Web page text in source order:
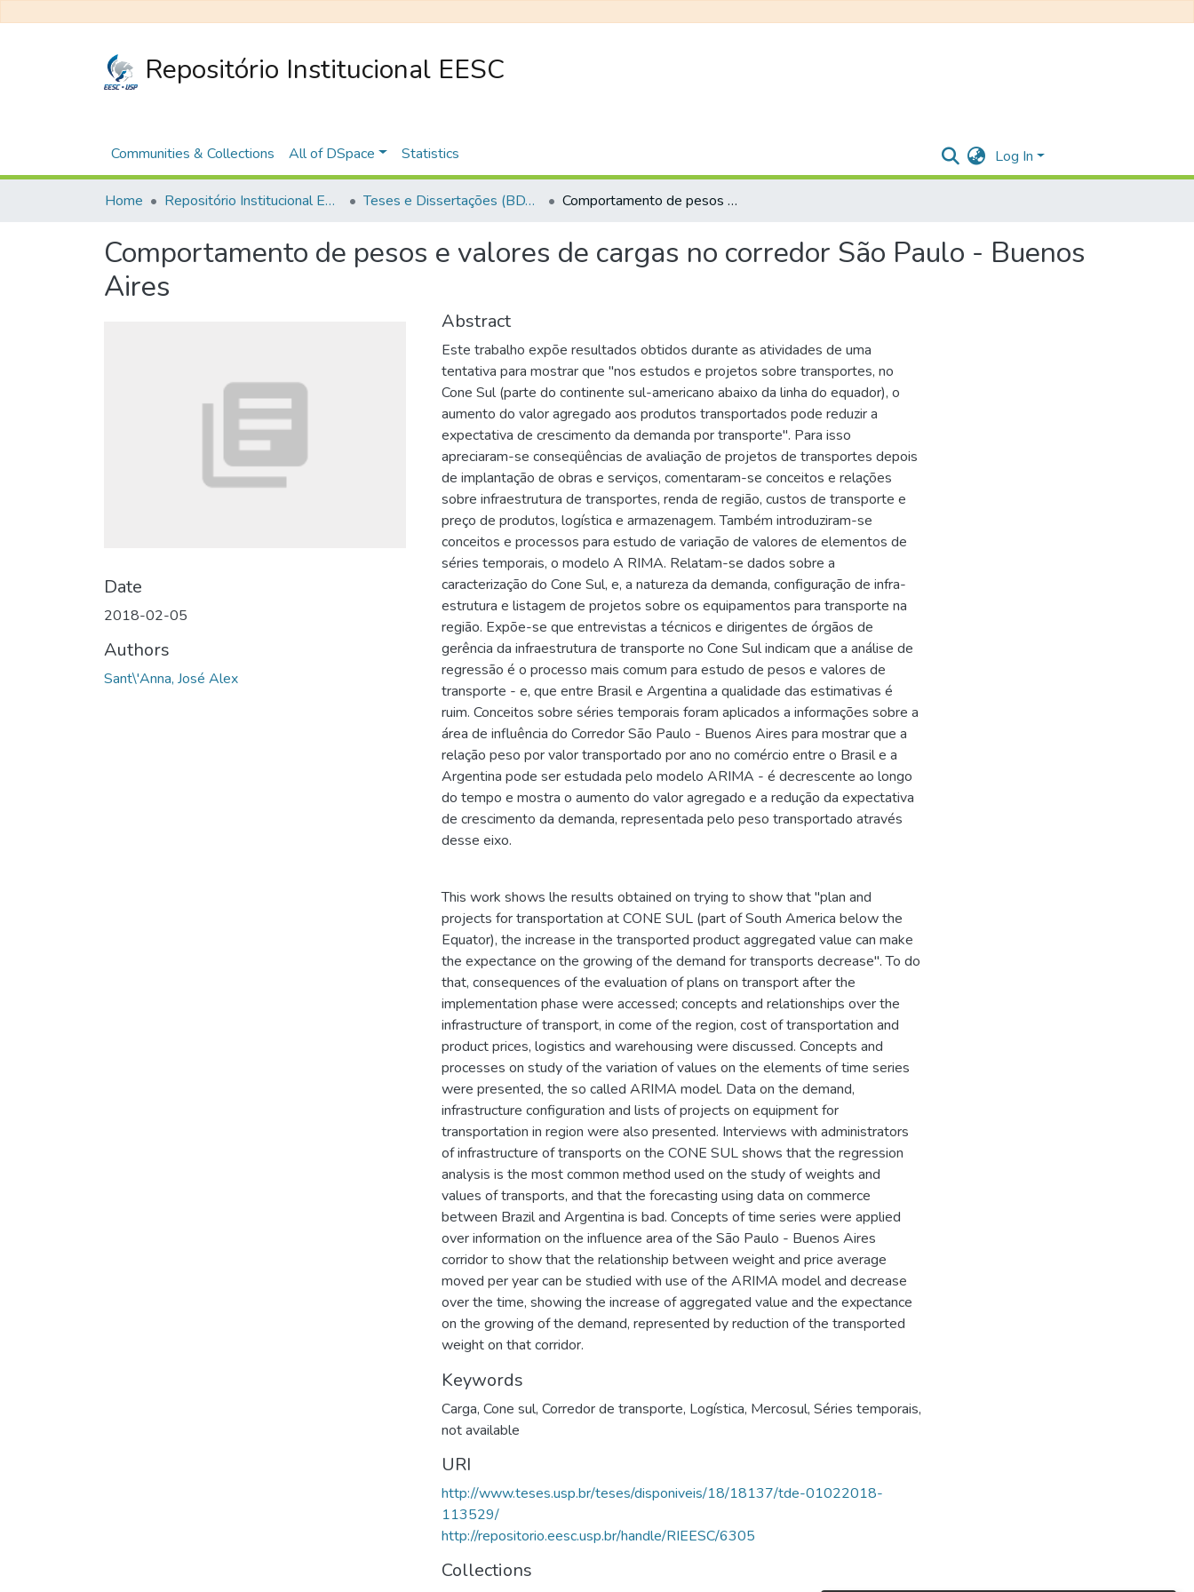
Repositório Institucional EESC
Communities & Collections All of DSpace Statistics Log In
Home Repositório Institucional EESC Teses e Dissertações (BDTD USP) Comportamento de pesos e valores de cargas no corredor São Paulo - Buenos Aires
Comportamento de pesos e valores de cargas no corredor São Paulo - Buenos
Aires
Date
2018-02-05
Authors
Sant\'Anna, José Alex
Abstract
Este trabalho expõe resultados obtidos durante as atividades de uma
tentativa para mostrar que "nos estudos e projetos sobre transportes, no
Cone Sul (parte do continente sul-americano abaixo da linha do equador), o
aumento do valor agregado aos produtos transportados pode reduzir a
expectativa de crescimento da demanda por transporte". Para isso
apreciaram-se conseqüências de avaliação de projetos de transportes depois
de implantação de obras e serviços, comentaram-se conceitos e relações
sobre infraestrutura de transportes, renda de região, custos de transporte e
preço de produtos, logística e armazenagem. Também introduziram-se
conceitos e processos para estudo de variação de valores de elementos de
séries temporais, o modelo A RIMA. Relatam-se dados sobre a
caracterização do Cone Sul, e, a natureza da demanda, configuração de infra-
estrutura e listagem de projetos sobre os equipamentos para transporte na
região. Expõe-se que entrevistas a técnicos e dirigentes de órgãos de
gerência da infraestrutura de transporte no Cone Sul indicam que a análise de
regressão é o processo mais comum para estudo de pesos e valores de
transporte - e, que entre Brasil e Argentina a qualidade das estimativas é
ruim. Conceitos sobre séries temporais foram aplicados a informações sobre a
área de influência do Corredor São Paulo - Buenos Aires para mostrar que a
relação peso por valor transportado por ano no comércio entre o Brasil e a
Argentina pode ser estudada pelo modelo ARIMA - é decrescente ao longo
do tempo e mostra o aumento do valor agregado e a redução da expectativa
de crescimento da demanda, representada pelo peso transportado através
desse eixo.
This work shows lhe results obtained on trying to show that "plan and
projects for transportation at CONE SUL (part of South America below the
Equator), the increase in the transported product aggregated value can make
the expectance on the growing of the demand for transports decrease". To do
that, consequences of the evaluation of plans on transport after the
implementation phase were accessed; concepts and relationships over the
infrastructure of transport, in come of the region, cost of transportation and
product prices, logistics and warehousing were discussed. Concepts and
processes on study of the variation of values on the elements of time series
were presented, the so called ARIMA model. Data on the demand,
infrastructure configuration and lists of projects on equipment for
transportation in region were also presented. Interviews with administrators
of infrastructure of transports on the CONE SUL shows that the regression
analysis is the most common method used on the study of weights and
values of transports, and that the forecasting using data on commerce
between Brazil and Argentina is bad. Concepts of time series were applied
over information on the influence area of the São Paulo - Buenos Aires
corridor to show that the relationship between weight and price average
moved per year can be studied with use of the ARIMA model and decrease
over the time, showing the increase of aggregated value and the expectance
on the growing of the demand, represented by reduction of the transported
weight on that corridor.
Keywords
Carga, Cone sul, Corredor de transporte, Logística, Mercosul, Séries temporais,
not available
URI
http://www.teses.usp.br/teses/disponiveis/18/18137/tde-01022018-
113529/
http://repositorio.eesc.usp.br/handle/RIEESC/6305
Collections